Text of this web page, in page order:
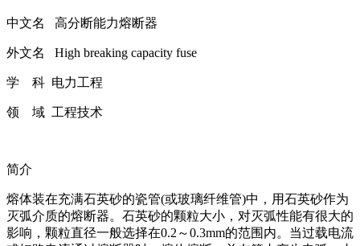
中文名 高分断能力熔断器
外文名 High breaking capacity fuse
学 科 电力工程
领 域 工程技术
简介
熔体装在充满石英砂的瓷管(或玻璃纤维管)中，用石英砂作为
灭弧介质的熔断器。石英砂的颗粒大小，对灭弧性能有很大的
影响，颗粒直径一般选择在0.2～0.3mm的范围内。当过载电流